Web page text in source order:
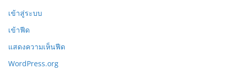
เข้าสู่ระบบ
เข้าฟีด
แสดงความเห็นฟีด
WordPress.org